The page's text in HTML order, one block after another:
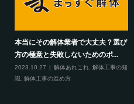
本当にその解体業者で大丈夫？選び
方の極意と失敗しないためのポ...
2023.10.27 解体あれこれ
解体工事の知
識
解体工事の進め方